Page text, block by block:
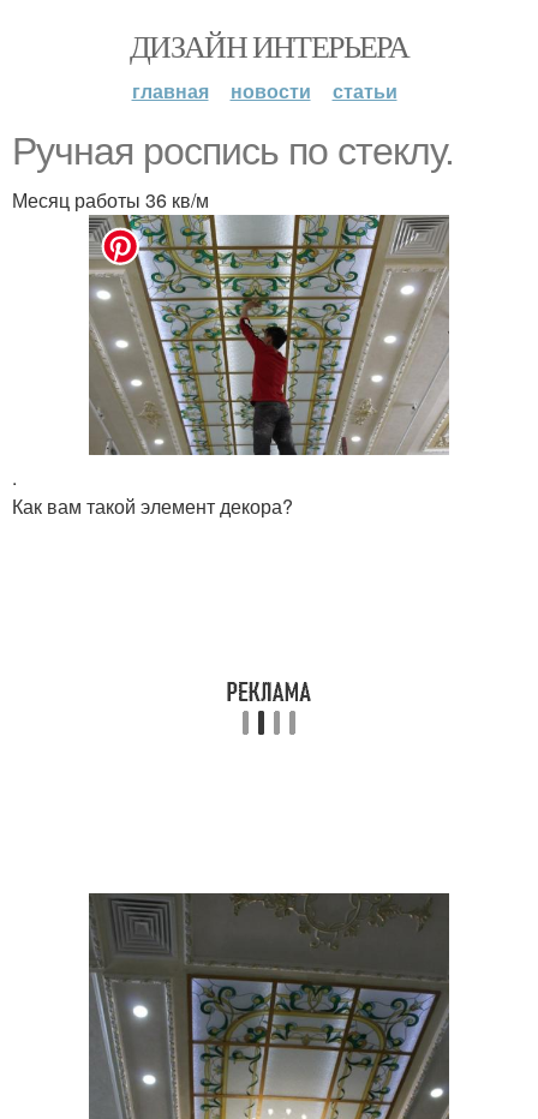
ДИЗАЙН ИНТЕРЬЕРА
главная новости статьи
Ручная роспись по стеклу.
Месяц работы 36 кв/м
.
Как вам такой элемент декора?